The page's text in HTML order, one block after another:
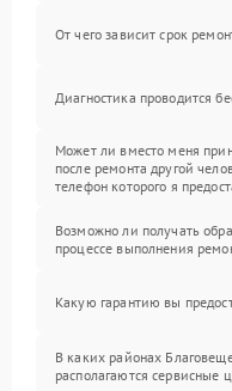
От чего зависит срок
Диагностика проводится
Может ли вместо меня
после ремонта другой
телефон которого я
Возможно ли получать
процессе выполнения
Какую гарантию вы
В каких районах
располагаются сервисные